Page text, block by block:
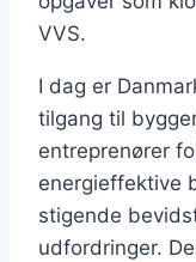
VVS.
I dag er
tilgang til
entreprenører
energieffektive
stigende
udfordringer.